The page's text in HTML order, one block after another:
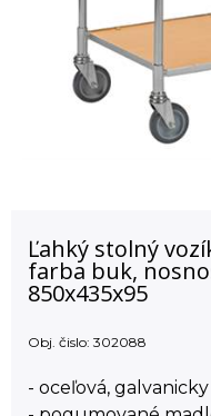
Ľahký stolný
farba buk,
850x435x95
Obj. čislo: 302088
- oceľová,